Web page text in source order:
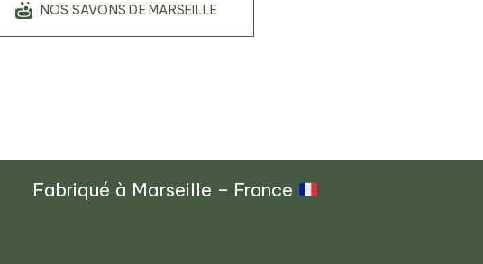
NOS SAVONS DE MARSEILLE
Fabriqué à Marseille – France